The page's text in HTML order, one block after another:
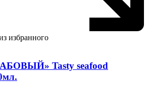
избранного
Tasty seafood